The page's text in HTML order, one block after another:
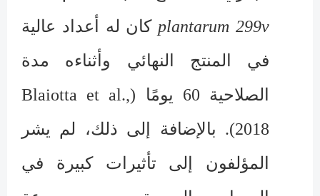
plantarum 299v كان له أعداد عالية
في المنتج النهائي وأثناءه مدة
الصلاحية 60 يومًا (
Blaiotta et al.,
2018). بالإضافة إلى ذلك، لم يشر
المؤلفون إلى تأثيرات كبيرة في